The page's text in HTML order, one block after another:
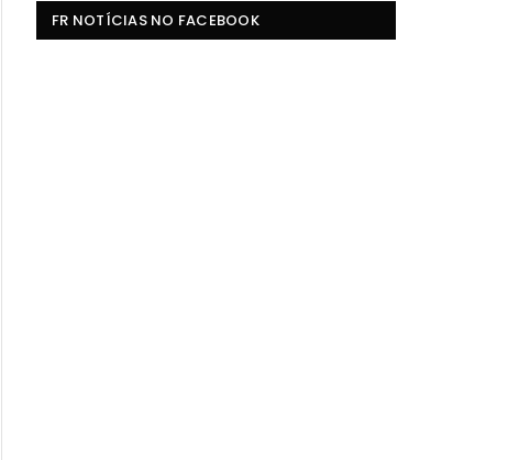
FR NOTÍCIAS NO FACEBOOK